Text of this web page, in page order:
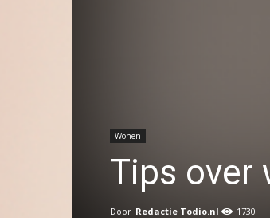
Wonen
Tips over
Door Redactie Todio.nl 1730